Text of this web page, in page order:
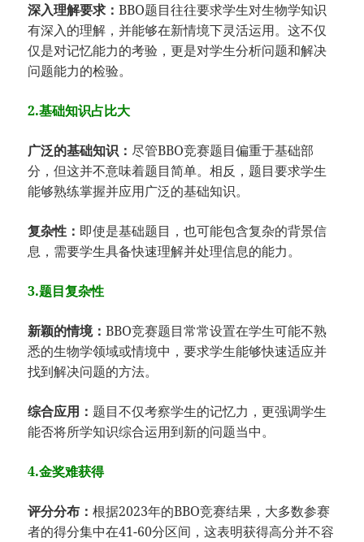
深入理解要求：BBO题目往往要求学生对生物学知识
有深入的理解，并能够在新情境下灵活运用。这不仅
仅是对记忆能力的考验，更是对学生分析问题和解决
问题能力的检验。
2.基础知识占比大
广泛的基础知识：尽管BBO竞赛题目偏重于基础部
分，但这并不意味着题目简单。相反，题目要求学生
能够熟练掌握并应用广泛的基础知识。
复杂性： 即使是基础题目，也可能包含复杂的背景信
息，需要学生具备快速理解并处理信息的能力。
3.题目复杂性
新颖的情境：BBO竞赛题目常常设置在学生可能不熟
悉的生物学领域或情境中，要求学生能够快速适应并
找到解决问题的方法。
综合应用：题目不仅考察学生的记忆力，更强调学生
能否将所学知识综合运用到新的问题当中。
4.金奖难获得
评分分布：根据2023年的BBO竞赛结果，大多数参赛
者的得分集中在41-60分区间，这表明获得高分并不容